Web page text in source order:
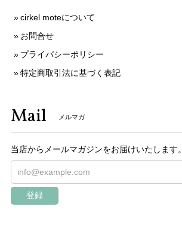
cirkel moteについて
お問合せ
プライバシーポリシー
特定商取引法に基づく表記
Mail メルマガ
当店からメールマガジンをお届けいたします。
登録